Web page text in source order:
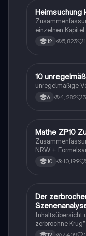
Deutsch
Heimsuchung
einzelnen
tabellarisch. Im
12 5,823
1 Englisch
10
unregelmäßige
6 4,282 3
Mathe
Mathe ZP10
NRW +
10 10,199
Deutsch
Der
Q1/Q2/Abitur
Inhaltsübersicht
zerbrochne